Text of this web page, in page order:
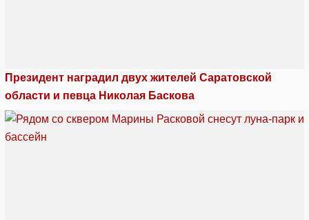
Президент наградил двух жителей Саратовской
области и певца Николая Баскова